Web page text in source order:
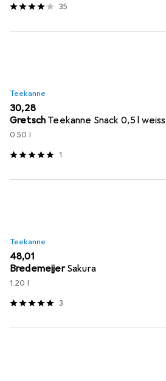
35
Teekanne
EUR
30,28
Gretsch Teekanne Snack 0,5 l weiss
0.50 l
1
Teekanne
EUR
48,01
Bredemeijer Sakura
1.20 l
3